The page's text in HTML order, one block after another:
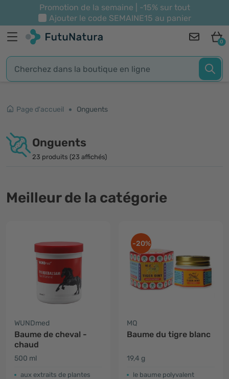
Promotion de la semaine | -15% sur tout
Ajouter le code SEMAINE15 au panier
0
Page d'accueil Onguents
Onguents
23 produits (23 affichés)
Meilleur de la catégorie
WUNDmed
Baume de cheval -
chaud
500 ml
aux extraits de plantes
-20%
MQ
Baume du tigre blanc
19,4 g
le baume polyvalent